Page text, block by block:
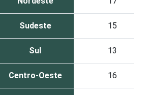
Sudeste 15
Sul 13
Centro-Oeste 16